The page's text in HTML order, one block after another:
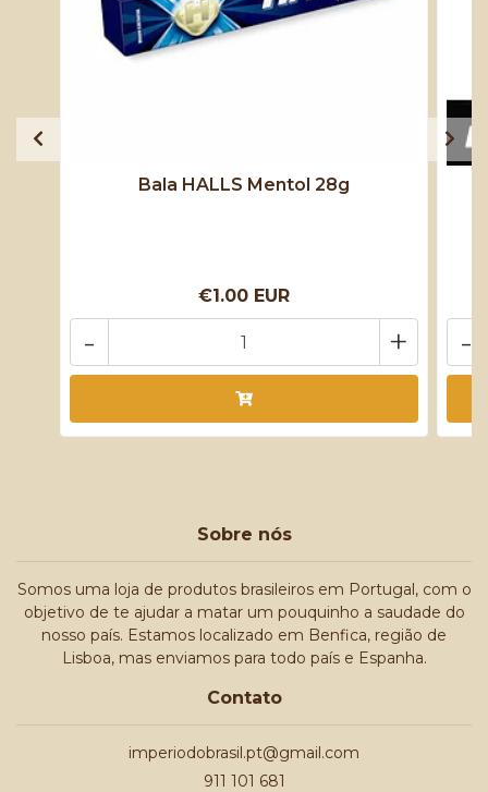
Bala HALLS Mentol 28g
€1.00 EUR
+
- -
Sobre nós
Somos uma loja de produtos brasileiros em Portugal, com o
objetivo de te ajudar a matar um pouquinho a saudade do
nosso país. Estamos localizado em Benfica, região de
Lisboa, mas enviamos para todo país e Espanha.
Contato
imperiodobrasil.pt@gmail.com
911 101 681